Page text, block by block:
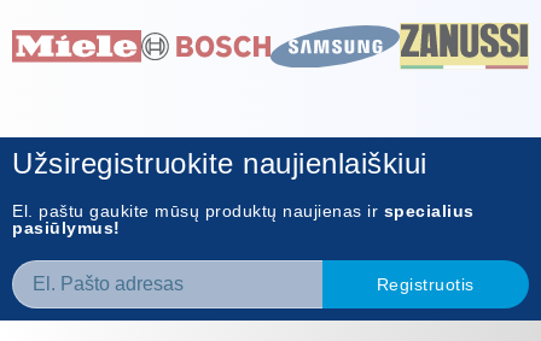
Užsiregistruokite naujienlaiškiui
El. paštu gaukite mūsų produktų naujienas ir specialius
pasiūlymus!
Registruotis